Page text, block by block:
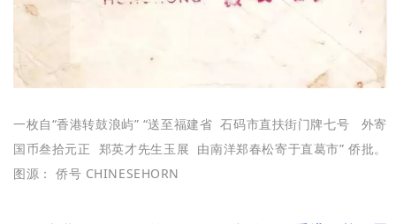
一枚自“香港转鼓浪屿” “送至福建省 石码市直扶街门牌七号 外寄
国币叁拾元正 郑英才先生玉展 由南洋郑春松寄于直葛市” 侨批。
图源： 侨号 CHINESEHORN